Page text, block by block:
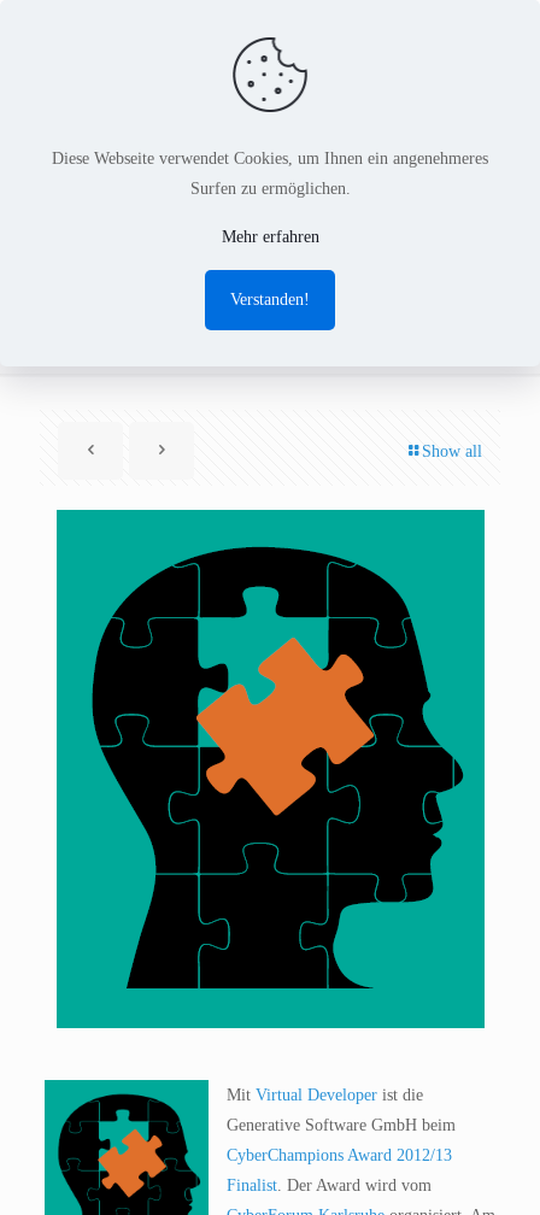
Wir sind im Finale des
CyberChampions Award
Show all
Mit Virtual Developerist die
Generative Software GmbH beim
CyberChampions Award 2012/13
Finalist. Der Award wird vom
Diese Webseite verwendet Cookies, um Ihnen ein angenehmeres
Surfen zu ermöglichen.
Mehr erfahren
Verstanden!